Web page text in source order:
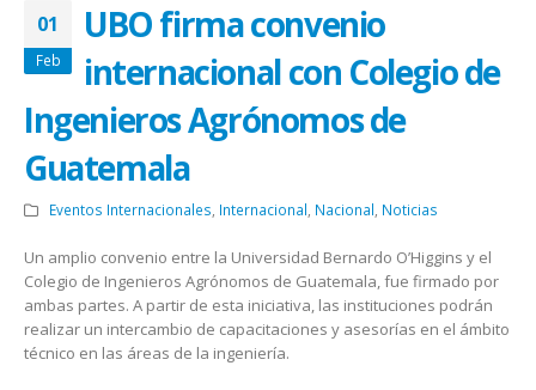
01
Feb
UBO firma convenio
internacional con Colegio de
Ingenieros Agrónomos de
Guatemala
Eventos Internacionales, Internacional, Nacional, Noticias
Un amplio convenio entre la Universidad Bernardo O’Higgins y el
Colegio de Ingenieros Agrónomos de Guatemala, fue firmado por
ambas partes. A partir de esta iniciativa, las instituciones podrán
realizar un intercambio de capacitaciones y asesorías en el ámbito
técnico en las áreas de la ingeniería.